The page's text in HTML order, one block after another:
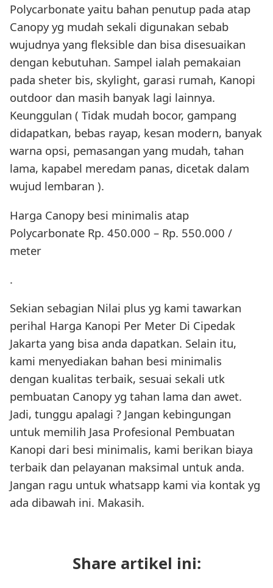
Polycarbonate yaitu bahan penutup pada atap
Canopy yg mudah sekali digunakan sebab
wujudnya yang fleksible dan bisa disesuaikan
dengan kebutuhan. Sampel ialah pemakaian
pada sheter bis, skylight, garasi rumah, Kanopi
outdoor dan masih banyak lagi lainnya.
Keunggulan ( Tidak mudah bocor, gampang
didapatkan, bebas rayap, kesan modern, banyak
warna opsi, pemasangan yang mudah, tahan
lama, kapabel meredam panas, dicetak dalam
wujud lembaran ).
Harga Canopy besi minimalis atap
Polycarbonate Rp. 450.000 – Rp. 550.000 /
meter
.
Sekian sebagian Nilai plus yg kami tawarkan
perihal Harga Kanopi Per Meter Di Cipedak
Jakarta yang bisa anda dapatkan. Selain itu,
kami menyediakan bahan besi minimalis
dengan kualitas terbaik, sesuai sekali utk
pembuatan Canopy yg tahan lama dan awet.
Jadi, tunggu apalagi ? Jangan kebingungan
untuk memilih Jasa Profesional Pembuatan
Kanopi dari besi minimalis, kami berikan biaya
terbaik dan pelayanan maksimal untuk anda.
Jangan ragu untuk whatsapp kami via kontak yg
ada dibawah ini. Makasih.
Share artikel ini: